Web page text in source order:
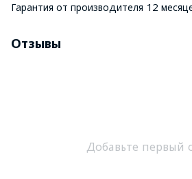
Гарантия от производителя 12
Отзывы
Добавьте первый